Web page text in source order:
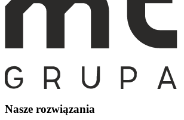
Nasze rozwiązania